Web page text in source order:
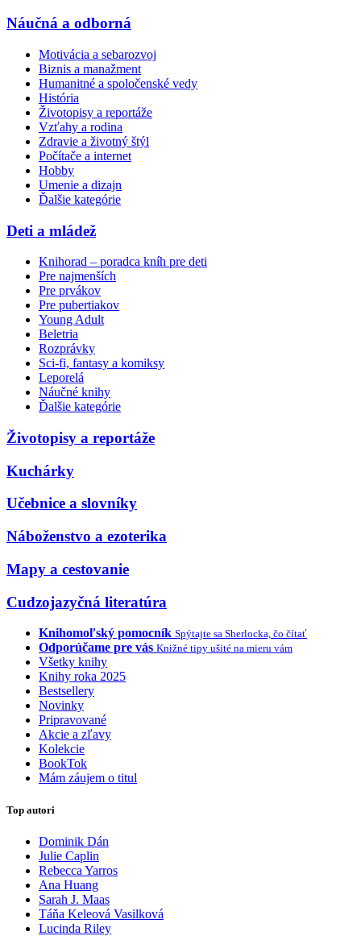
Náučná a odborná
Motivácia a sebarozvoj
Biznis a manažment
Humanitné a spoločenské vedy
História
Životopisy a reportáže
Vzťahy a rodina
Zdravie a životný štýl
Počítače a internet
Hobby
Umenie a dizajn
Ďalšie kategórie
Deti a mládež
Knihorad – poradca kníh pre deti
Pre najmenších
Pre prvákov
Pre pubertiakov
Young Adult
Beletria
Rozprávky
Sci-fi, fantasy a komiksy
Leporelá
Náučné knihy
Ďalšie kategórie
Životopisy a reportáže
Kuchárky
Učebnice a slovníky
Náboženstvo a ezoterika
Mapy a cestovanie
Cudzojazyčná literatúra
Knihomoľský pomocník Spýtajte sa Sherlocka, čo čítať
Odporúčame pre vás Knižné tipy ušité na mieru vám
Všetky knihy
Knihy roka 2025
Bestsellery
Novinky
Pripravované
Akcie a zľavy
Kolekcie
BookTok
Mám záujem o titul
Top autori
Dominik Dán
Julie Caplin
Rebecca Yarros
Ana Huang
Sarah J. Maas
Táňa Keleová Vasilková
Lucinda Riley